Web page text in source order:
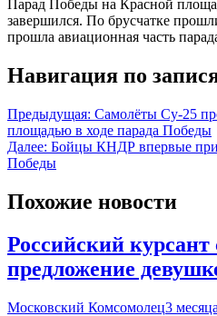
Парад Победы на Красной
завершился. По брусчатке
прошла авиационная часть
Навигация по
Предыдущая: Самолёты Су-25
площадью в ходе парада Победы
Далее: Бойцы КНДР впервые
Победы
Похожие новости
Российский курсант
предложение
Московский Комсомолец3